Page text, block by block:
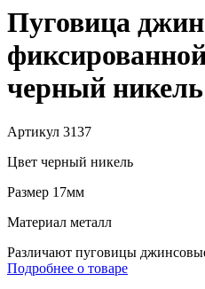
Пуговица
черный
Артикул 3137
Цвет черный никель
Размер 17мм
Материал металл
Различают пуговицы
Подробнее о товаре